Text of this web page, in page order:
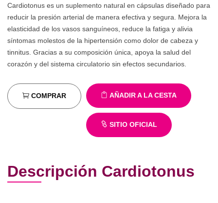
Cardiotonus es un suplemento natural en cápsulas diseñado para
reducir la presión arterial de manera efectiva y segura. Mejora la
elasticidad de los vasos sanguíneos, reduce la fatiga y alivia
síntomas molestos de la hipertensión como dolor de cabeza y
tinnitus. Gracias a su composición única, apoya la salud del
corazón y del sistema circulatorio sin efectos secundarios.
AÑADIR A LA CESTA
COMPRAR
SITIO OFICIAL
Descripción Cardiotonus